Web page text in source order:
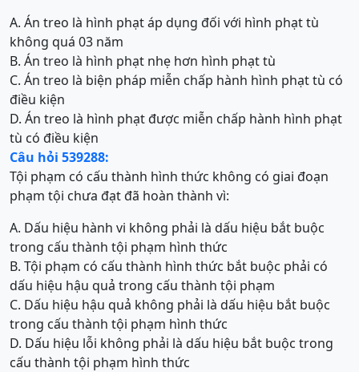
A. Án treo là hình phạt áp dụng đối với hình phạt tù
không quá 03 năm
B. Án treo là hình phạt nhẹ hơn hình phạt tù
C. Án treo là biện pháp miễn chấp hành hình phạt tù có
điều kiện
D. Án treo là hình phạt được miễn chấp hành hình phạt
tù có điều kiện
Câu hỏi 539288:
Tội phạm có cấu thành hình thức không có giai đoạn
phạm tội chưa đạt đã hoàn thành vì:
A. Dấu hiệu hành vi không phải là dấu hiệu bắt buộc
trong cấu thành tội phạm hình thức
B. Tội phạm có cấu thành hình thức bắt buộc phải có
dấu hiệu hậu quả trong cấu thành tội phạm
C. Dấu hiệu hậu quả không phải là dấu hiệu bắt buộc
trong cấu thành tội phạm hình thức
D. Dấu hiệu lỗi không phải là dấu hiệu bắt buộc trong
cấu thành tội phạm hình thức